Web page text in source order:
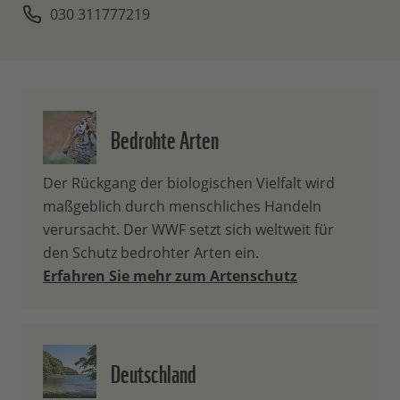
030 311777219
Bedrohte Arten
Der Rückgang der biologischen Vielfalt wird
maßgeblich durch menschliches Handeln
verursacht. Der WWF setzt sich weltweit für
den Schutz bedrohter Arten ein.
Erfahren Sie mehr zum Artenschutz
Deutschland